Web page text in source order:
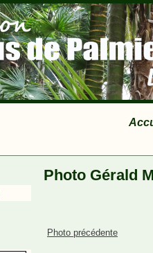
Photo Gérald
Photo précédente